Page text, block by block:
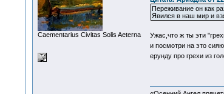
Сaementarius Civitas Solis Aeterna
Переживание он как
Явился в наш мир и
Ужас,что ж ты эти
и посмотри на это
ерунду про грехи из